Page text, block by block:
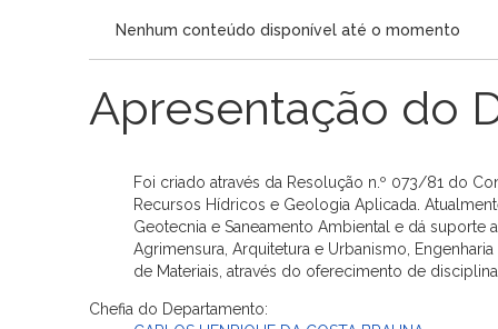
Nenhum conteúdo disponível até o momento
Apresentação do
Foi criado através da Resolução n.º 073/81 do
Recursos Hídricos e Geologia Aplicada.
Geotecnia e Saneamento Ambiental e dá suporte
Agrimensura, Arquitetura e Urbanismo,
de Materiais, através do oferecimento de
Chefia do Departamento: